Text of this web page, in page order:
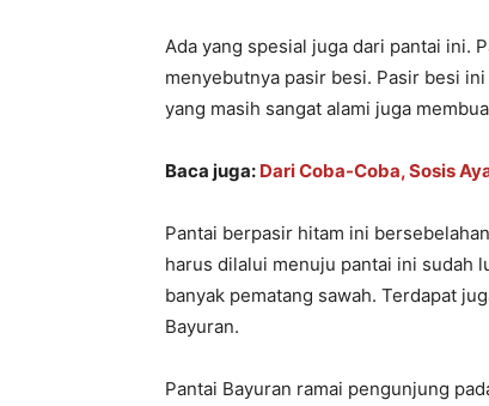
Ada yang spesial juga dari pantai ini.
menyebutnya pasir besi. Pasir besi
yang masih sangat alami juga
Baca juga: Dari Coba-Coba, Sosis
Pantai berpasir hitam ini
harus dilalui menuju pantai ini sudah
banyak pematang sawah. Terdapat
Bayuran.
Pantai Bayuran ramai pengunjung